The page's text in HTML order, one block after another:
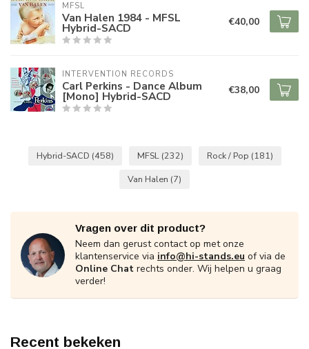
MFSL
Van Halen 1984 - MFSL
Hybrid-SACD €40,00
INTERVENTION RECORDS
Carl Perkins - Dance Album
[Mono] Hybrid-SACD €38,00
Hybrid-SACD (458) MFSL (232) Rock / Pop (181)
Van Halen (7)
Vragen over dit product?
Neem dan gerust contact op met onze
klantenservice via info@hi-stands.eu of via de
Online Chat rechts onder. Wij helpen u graag
verder!
Recent bekeken